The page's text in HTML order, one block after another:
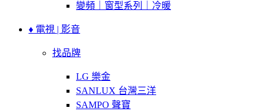
變頻｜窗型系列｜冷暖
♦ 電視 | 影音
找品牌
LG 樂金
SANLUX 台灣三洋
SAMPO 聲寶